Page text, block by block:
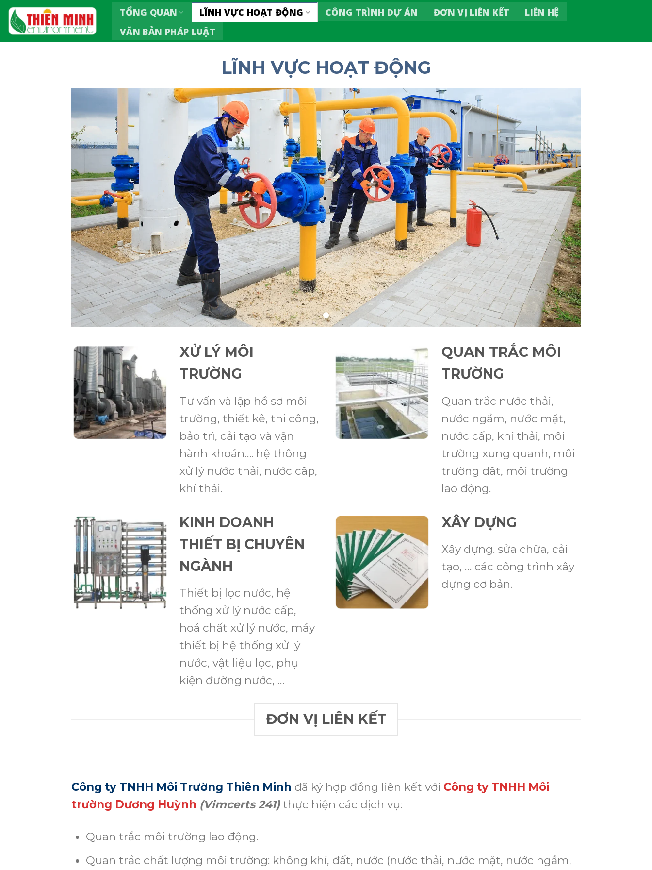
Skip
to
content
TỔNG QUAN LĨNH VỰC HOẠT ĐỘNG CÔNG TRÌNH DỰ ÁN ĐƠN VỊ LIÊN KẾT
LIÊN HỆ
VĂN BẢN PHÁP LUẬT
LĨNH VỰC HOẠT ĐỘNG
XỬ LÝ MÔI
TRƯỜNG
Tư vấn và lập hồ sơ môi
trường, thiết kê, thi công,
bảo trì, cải tạo và vận
hành khoán…. hệ thông
xử lý nước thải, nước câp,
khí thải.
QUAN TRẮC MÔI
TRƯỜNG
Quan trắc nước thải,
nước ngầm, nước mặt,
nước cấp, khí thải, môi
trường xung quanh, môi
trường đât, môi trường
lao động.
KINH DOANH
THIẾT BỊ CHUYÊN
NGÀNH
Thiết bị lọc nước, hệ
thống xử lý nước cấp,
hoá chất xử lý nước, máy
thiết bị hệ thống xử lý
nước, vật liệu lọc, phụ
kiện đường nước, …
XÂY DỰNG
Xây dựng. sửa chữa, cải
tạo, … các công trình xây
dựng cơ bản.
ĐƠN VỊ LIÊN KẾT
Công ty TNHH Môi Trường Thiên Minh đã ký hợp đồng liên kết với Công ty TNHH Môi
trường Dương Huỳnh (Vimcerts 241) thực hiện các dịch vụ:
Quan trắc môi trường lao động.
Quan trắc chất lượng môi trường: không khí, đất, nước (nước thải, nước mặt, nước ngầm,